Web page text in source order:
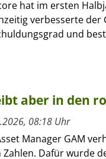
hat im ersten
verbesserte
und
aber in den
08:18 Uhr
Manager GAM
Zahlen. Dafür wurde